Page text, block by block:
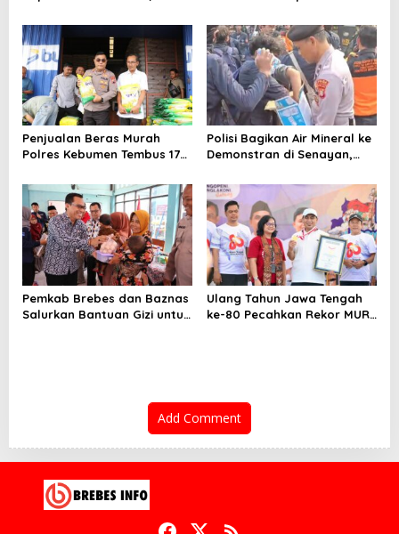
Makan Bergizi Gratis
Penjualan Beras Murah
Polres Kebumen Tembus 176
Polisi Bagikan Air Mineral ke
Demonstran di Senayan,
Panas
Pemkab Brebes dan Baznas
Salurkan Bantuan Gizi untuk
Ulang Tahun Jawa Tengah
ke-80 Pecahkan Rekor MURI
Add Comment